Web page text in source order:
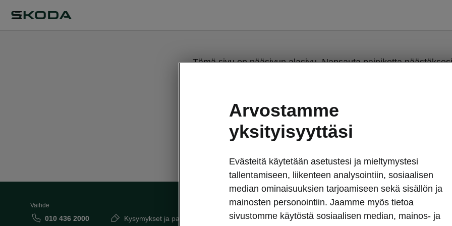
Tämä sivu on pääsivun alasivu. Napsauta painiketta
Takaisin pääsivulle
Vaihde
010 436 2000 Kysymykset ja palaute
Arvostamme
yksityisyyttäsi
Evästeitä käytetään asetustesi ja mieltymystesi
tallentamiseen, liikenteen analysointiin, sosiaalisen
median ominaisuuksien tarjoamiseen sekä sisällön ja
mainosten personointiin. Jaamme myös tietoa
sivustomme käytöstä sosiaalisen median, mainos- ja